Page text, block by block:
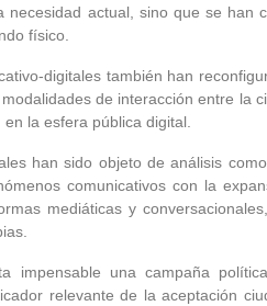
necesidad actual, sino que se
físico.
digitales también han
de interacción entre la
la esfera pública digital.
han sido objeto de análisis
comunicativos con la
mediáticas y
impensable una campaña
relevante de la aceptación